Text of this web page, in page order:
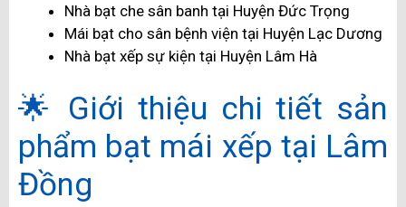
Nhà bạt che sân banh tại Huyện Đức Trọng
Mái bạt cho sân bệnh viện tại Huyện Lạc Dương
Nhà bạt xếp sự kiện tại Huyện Lâm Hà
🌟 Giới thiệu chi tiết sản
phẩm bạt mái xếp tại Lâm
Đồng